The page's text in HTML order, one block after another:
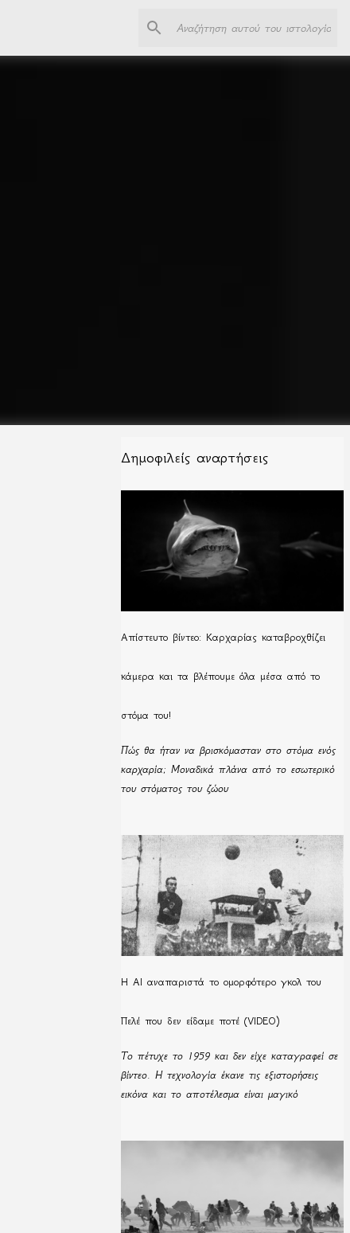
Δημοφιλείς αναρτήσεις
Απίστευτο βίντεο: Καρχαρίας καταβροχθίζει
κάμερα και τα βλέπουμε όλα μέσα από το
στόμα του!
Πώς θα ήταν να βρισκόμασταν στο στόμα ενός
καρχαρία; Μοναδικά πλάνα από το εσωτερικό
του στόματος του ζώου
Η ΑΙ αναπαριστά το ομορφότερο γκολ του
Πελέ που δεν είδαμε ποτέ (VIDEO)
Το πέτυχε το 1959 και δεν είχε καταγραφεί σε
βίντεο. Η τεχνολογία έκανε τις εξιστορήσεις
εικόνα και το αποτέλεσμα είναι μαγικό